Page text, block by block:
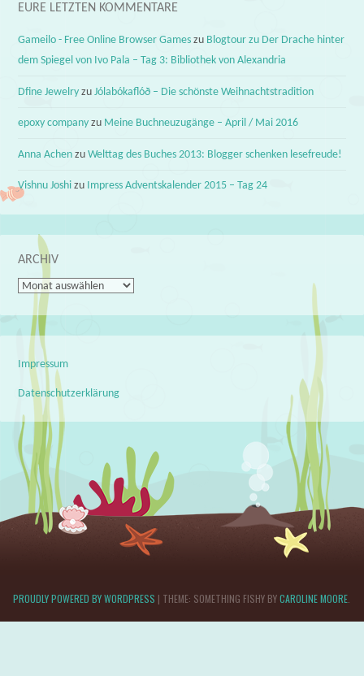
EURE LETZTEN KOMMENTARE
Gameilo - Free Online Browser Games zu Blogtour zu Der Drache hinter
dem Spiegel von Ivo Pala – Tag 3: Bibliothek von Alexandria
Dfine Jewelry zuJólabókaflóð – Die schönste Weihnachtstradition
epoxy company zu Meine Buchneuzugänge – April / Mai 2016
Anna Achen zuWelttag des Buches 2013: Blogger schenken lesefreude!
Vishnu Joshi zu Impress Adventskalender 2015 – Tag 24
ARCHIV
Archiv
Impressum
Datenschutzerklärung
PROUDLY POWERED BY WORDPRESS | THEME: SOMETHING FISHY BYCAROLINE MOORE